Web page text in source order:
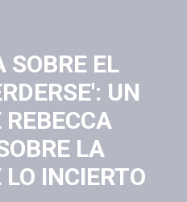
SOBRE EL
UN
REBECCA
LA
INCIERTO